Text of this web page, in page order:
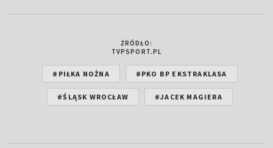
ŹRÓDŁO:
TVPSPORT.PL
#PIŁKA NOŻNA #PKO BP EKSTRAKLASA
#ŚLĄSK WROCŁAW #JACEK MAGIERA